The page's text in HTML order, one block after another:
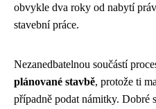
obvykle dva roky od nabytí
stavební práce.
Nezanedbatelnou součástí
plánované stavbě, protože ti
případně podat námitky. Dobré